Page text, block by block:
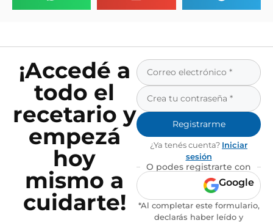
¡Accedé a
todo el
recetario y
empezá
hoy
mismo a
cuidarte!
Registrarme
¿Ya tenés cuenta? Iniciar
sesión
O podes registrarte con
Google
*Al completar este formulario,
declarás haber leído y